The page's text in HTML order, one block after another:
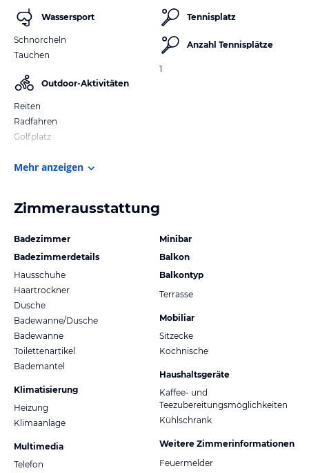
Wassersport
Schnorcheln
Tauchen
Outdoor-Aktivitäten
Reiten
Radfahren
Golfplatz
Tennisplatz
Anzahl Tennisplätze
1
Mehr anzeigen
Zimmerausstattung
Badezimmer
Badezimmerdetails
Hausschuhe
Haartrockner
Dusche
Badewanne/Dusche
Badewanne
Toilettenartikel
Bademantel
Klimatisierung
Heizung
Klimaanlage
Multimedia
Telefon
Minibar
Balkon
Balkontyp
Terrasse
Mobiliar
Sitzecke
Kochnische
Haushaltsgeräte
Kaffee- und
Teezubereitungsmöglichkeiten
Kühlschrank
Weitere Zimmerinformationen
Feuermelder